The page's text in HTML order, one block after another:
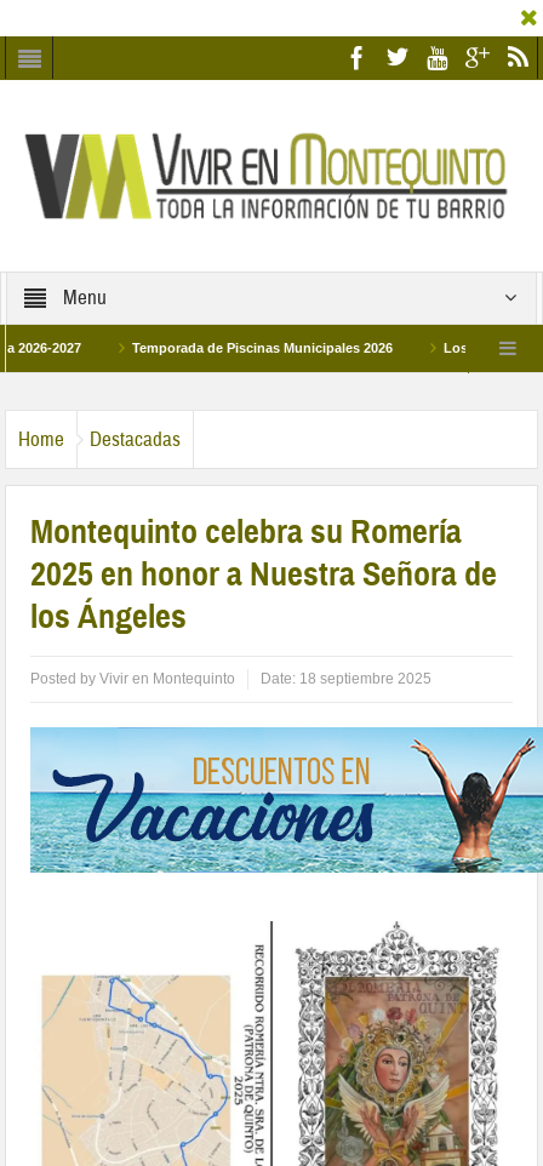
Menu
Temporada de Piscinas Municipales 2026 Los Campus de
Home Destacadas
Montequinto celebra su Romería
2025 en honor a Nuestra Señora de
los Ángeles
Posted byVivir en Montequinto Date: 18 septiembre 2025